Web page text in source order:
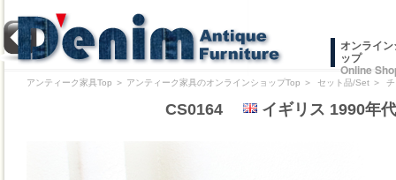
オンライ
ップ
Online
アンティーク家具Top ＞ アンティーク家具のオンラインショップTop ＞ セット品/Set ＞
CS0164 イギリス 1990年